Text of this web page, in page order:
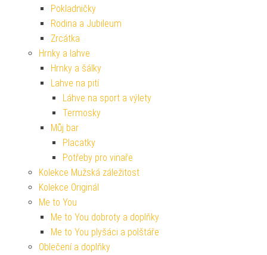
Pokladničky
Rodina a Jubileum
Zrcátka
Hrnky a lahve
Hrnky a šálky
Lahve na pití
Láhve na sport a výlety
Termosky
Můj bar
Placatky
Potřeby pro vinaře
Kolekce Mužská záležitost
Kolekce Originál
Me to You
Me to You dobroty a doplňky
Me to You plyšáci a polštáře
Oblečení a doplňky